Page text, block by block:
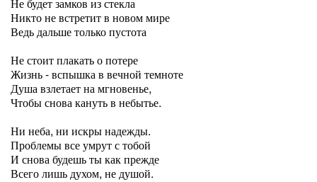
Никто не встретит в новом мире
Ведь дальше только пустота
Не стоит плакать о потере
Жизнь - вспышка в вечной темноте
Душа взлетает на мгновенье,
Чтобы снова кануть в небытье.
Ни неба, ни искры надежды.
Проблемы все умрут с тобой
И снова будешь ты как прежде
Всего лишь духом, не душой.